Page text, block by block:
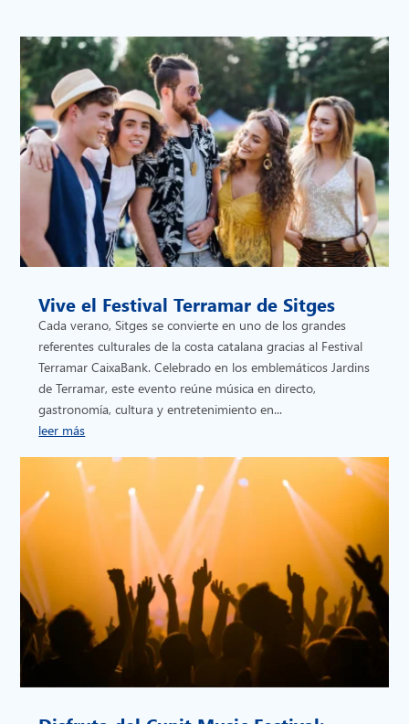
Vive el Festival Terramar de Sitges
Cada verano, Sitges se convierte en uno de los grandes
referentes culturales de la costa catalana gracias al Festival
Terramar CaixaBank. Celebrado en los emblemáticos Jardins
de Terramar, este evento reúne música en directo,
gastronomía, cultura y entretenimiento en...
leer más